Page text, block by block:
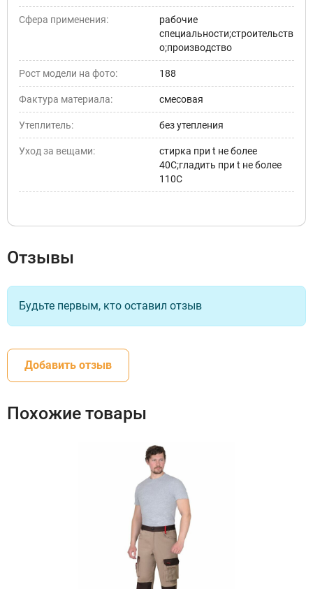
Сфера применения:
рабочие
специальности;строительств
о;производство
Рост модели на фото: 188
Фактура материала: смесовая
Утеплитель: без утепления
Уход за вещами:
стирка при t не более
40С;гладить при t не более
110С
Отзывы
Будьте первым, кто оставил отзыв
Добавить отзыв
Похожие товары